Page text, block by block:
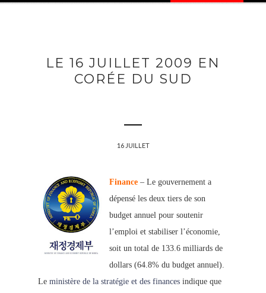
LE 16 JUILLET 2009 EN
CORÉE DU SUD
16 JUILLET
Finance – Le gouvernement a
dépensé les deux tiers de son
budget annuel pour soutenir
l’emploi et stabiliser l’économie,
soit un total de 133.6 milliards de
dollars (64.8% du budget annuel).
Le ministère de la stratégie et des finances indique que